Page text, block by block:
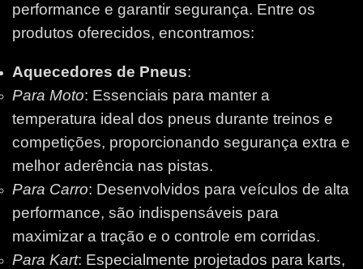
performance e garantir segurança. Entre os
produtos oferecidos, encontramos:
Aquecedores de Pneus:
Para Moto: Essenciais para manter a
temperatura ideal dos pneus durante treinos e
competições, proporcionando segurança extra e
melhor aderência nas pistas.
Para Carro: Desenvolvidos para veículos de alta
performance, são indispensáveis para
maximizar a tração e o controle em corridas.
Para Kart: Especialmente projetados para karts,